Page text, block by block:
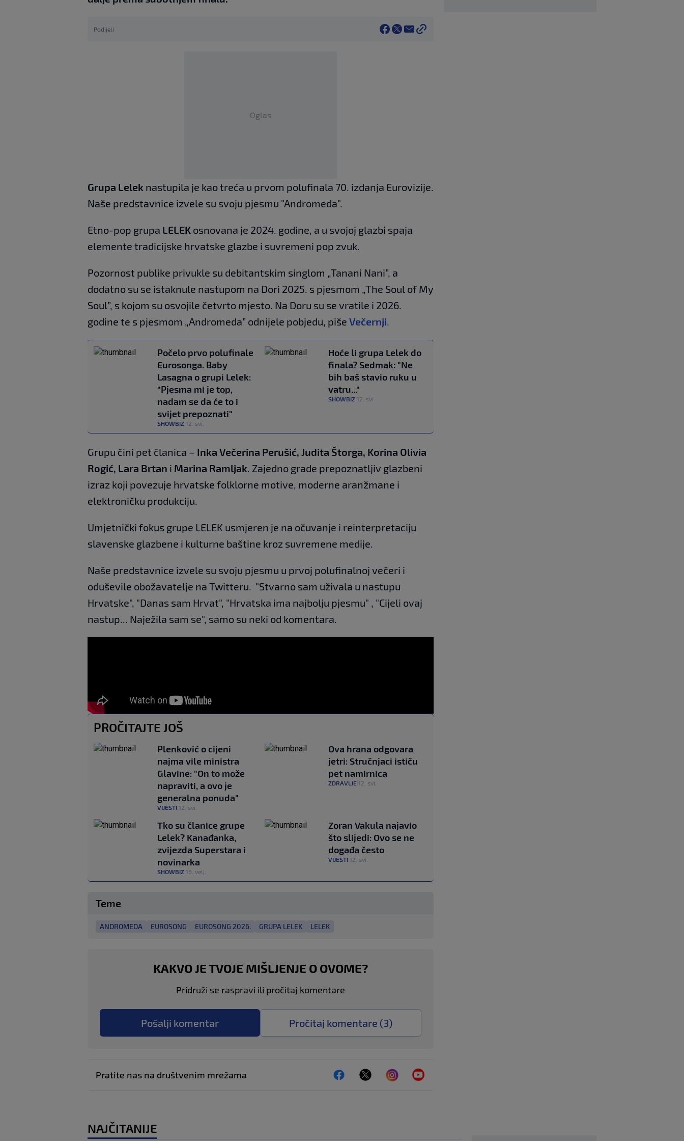
Podijeli
Oglas
Grupa Lelek nastupila je kao treća u prvom polufinala 70. izdanja Eurovizije.
Naše predstavnice izvele su svoju pjesmu "Andromeda".
Etno-pop grupa LELEK osnovana je 2024. godine, a u svojoj glazbi spaja
elemente tradicijske hrvatske glazbe i suvremeni pop zvuk.
Pozornost publike privukle su debitantskim singlom „Tanani Nani”, a
dodatno su se istaknule nastupom na Dori 2025. s pjesmom „The Soul of My
Soul”, s kojom su osvojile četvrto mjesto. Na Doru su se vratile i 2026.
godine te s pjesmom „Andromeda” odnijele pobjedu, piše Večernji.
Počelo prvo polufinale
Eurosonga. Baby
Lasagna o grupi Lelek:
"Pjesma mi je top,
nadam se da će to i
svijet prepoznati"
SHOWBIZ 12. svi.
Hoće li grupa Lelek do
finala? Sedmak: "Ne
bih baš stavio ruku u
vatru..."
SHOWBIZ 12. svi.
Grupu čini pet članica – Inka Večerina Perušić, Judita Štorga, Korina Olivia
Rogić, Lara Brtan i Marina Ramljak. Zajedno grade prepoznatljiv glazbeni
izraz koji povezuje hrvatske folklorne motive, moderne aranžmane i
elektroničku produkciju.
Umjetnički fokus grupe LELEK usmjeren je na očuvanje i reinterpretaciju
slavenske glazbene i kulturne baštine kroz suvremene medije.
Naše predstavnice izvele su svoju pjesmu u prvoj polufinalnoj večeri i
oduševile obožavatelje na Twitteru. "Stvarno sam uživala u nastupu
Hrvatske", "Danas sam Hrvat", "Hrvatska ima najbolju pjesmu" , "Cijeli ovaj
nastup... Naježila sam se", samo su neki od komentara.
PROČITAJTE JOŠ
Plenković o cijeni
najma vile ministra
Glavine: "On to može
napraviti, a ovo je
generalna ponuda"
VIJESTI 12. svi.
Ova hrana odgovara
jetri: Stručnjaci ističu
pet namirnica
ZDRAVLJE 12. svi.
Tko su članice grupe
Lelek? Kanađanka,
zvijezda Superstara i
novinarka
SHOWBIZ 16. velj.
Zoran Vakula najavio
što slijedi: Ovo se ne
događa često
VIJESTI 12. svi.
Teme
ANDROMEDA EUROSONG EUROSONG 2026. GRUPA LELEK LELEK
KAKVO JE TVOJE MIŠLJENJE O OVOME?
Pridruži se raspravi ili pročitaj komentare
Pošalji komentar Pročitaj komentare (3)
Pratite nas na društvenim mrežama
NAJČITANIJE